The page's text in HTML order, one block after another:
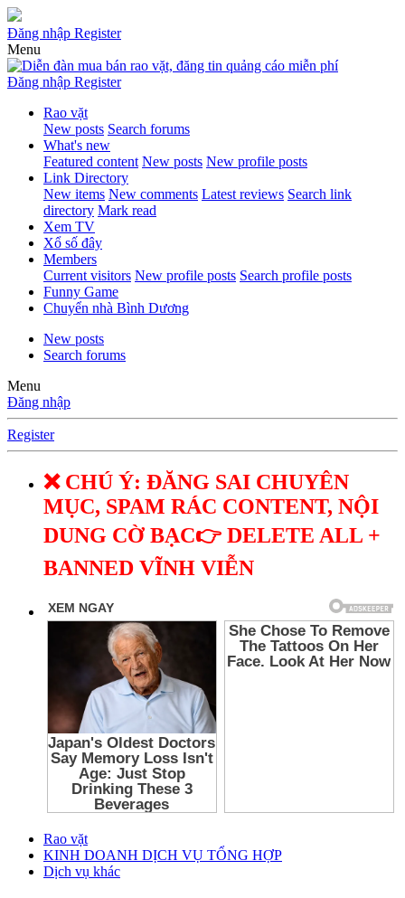
Đăng nhập Register
Menu
Đăng nhập Register
Rao vặt
New posts Search forums
What's new
Featured content New posts New profile posts
Link Directory
New items New comments Latest reviews Search link
directory Mark read
Xem TV
Xổ số đây
Members
Current visitors New profile posts Search profile posts
Funny Game
Chuyển nhà Bình Dương
New posts
Search forums
Menu
Đăng nhập
Register
❌ CHÚ Ý: ĐĂNG SAI CHUYÊN
MỤC, SPAM RÁC CONTENT, NỘI
DUNG CỜ BẠC👉 DELETE ALL +
BANNED VĨNH VIỄN
Rao vặt
KINH DOANH DỊCH VỤ TỔNG HỢP
Dịch vụ khác